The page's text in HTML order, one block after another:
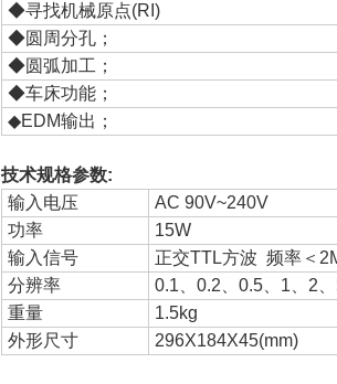
◆寻找机械原点(RI)
◆圆周分孔；
◆圆弧加工；
◆车床功能；
◆EDM输出；
技术规格参数:
输入电压
AC 90V~240V
功率
15W
输入信号
正交TTL方波 频率＜
分辨率
0.1、0.2、0.5、1、2
重量
1.5kg
外形尺寸
296X184X45(mm)